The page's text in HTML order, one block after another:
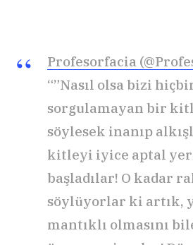
Profesorfacia
“”Nasıl olsa bizi
sorgulamayan bir
söylesek inanıp
kitleyi iyice aptal
başladılar! O kadar
söylüyorlar ki artık,
mantıklı olmasını